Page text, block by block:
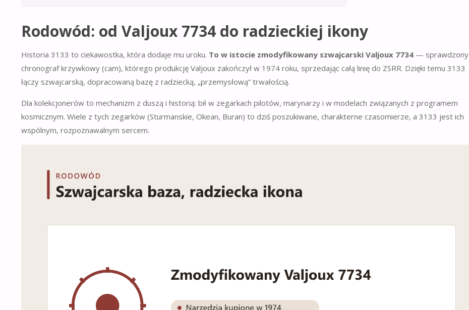
Rodowód: od Valjoux 7734 do radzieckiej ikony
Historia 3133 to ciekawostka, która dodaje mu uroku. To w istocie zmodyfikowany szwajcarski Valjoux 7734 — sprawdzony
chronograf krzywkowy (cam), którego produkcję Valjoux zakończył w 1974 roku, sprzedając całą linię do ZSRR. Dzięki temu 3133
łączy szwajcarską, dopracowaną bazę z radziecką, „przemysłową” trwałością.
Dla kolekcjonerów to mechanizm z duszą i historią: bił w zegarkach pilotów, marynarzy i w modelach związanych z programem
kosmicznym. Wiele z tych zegarków (Sturmanskie, Okean, Buran) to dziś poszukiwane, charakterne czasomierze, a 3133 jest ich
wspólnym, rozpoznawalnym sercem.